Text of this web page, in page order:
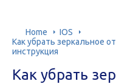
Home
IOS
Как убрать зеркальное
инструкция
Как убрать